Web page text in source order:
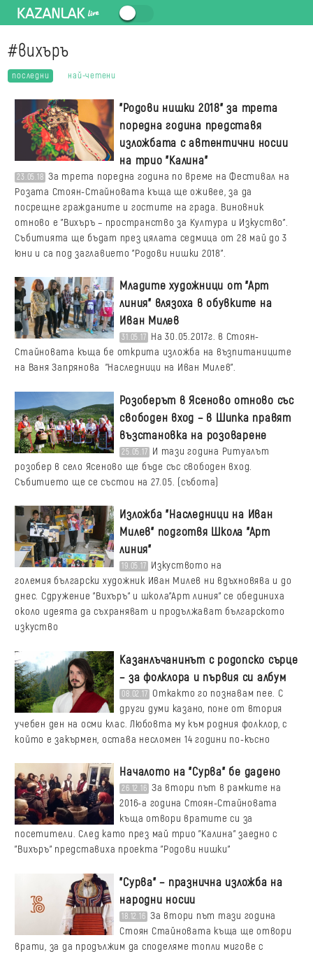
#вихъръ
последни най-четени
"Родови нишки 2018" за трета
поредна година представя
изложбата с автентични носии
на трио "Калина"
23.05.18 За трета поредна година по време на Фестивал на
Розата Стоян-Стайновата къща ще оживее, за да
посрещне гражданите и гостите на града. Виновник
отново е "Вихъръ – пространство за Култура и Изкуство".
Събитията ще бъдат през цялата седмица от 28 май до 3
юни и са под заглавието "Родови нишки 2018".
Младите художници от "Арт
линия" влязоха в обувките на
Иван Милев
31.05.17 На 30.05.2017г. в Стоян-
Стайновата къща бе открита изложба на възпитаниците
на Ваня Запрянова "Наследници на Иван Милев".
Розоберът в Ясеново отново със
свободен вход – в Шипка правят
възстановка на розоварене
25.05.17 И тази година Ритуалът
розобер в село Ясеново ще бъде със свободен вход.
Събитието ще се състои на 27.05. (събота)
Изложба "Наследници на Иван
Милев" подготвя Школа "Арт
линия"
19.05.17 Изкуството на
големия български художник Иван Милев ни вдъхновява и до
днес. Сдружение "Вихъръ" и школа"Арт линия" се обединиха
около идеята да съхраняват и продължават българското
изкуство
Казанлъчанинът с родопско сърце
– за фолклора и първия си албум
08.02.17 Откакто го познавам пее. С
други думи казано, поне от втория
учебен ден на осми клас. Любовта му към родния фолклор, с
който е закърмен, остава несломен 14 години по-късно
Началото на "Сурва" бе дадено
26.12.16 За втори път в рамките на
2016-а година Стоян-Стайновата
къща отвори вратите си за
посетители. След като през май трио "Калина" заедно с
"Вихъръ" представиха проекта "Родови нишки"
"Сурва" – празнична изложба на
народни носии
18.12.16 За втори път тази година
Стоян Стайновата къща ще отвори
врати, за да продължим да споделяме топли мигове с